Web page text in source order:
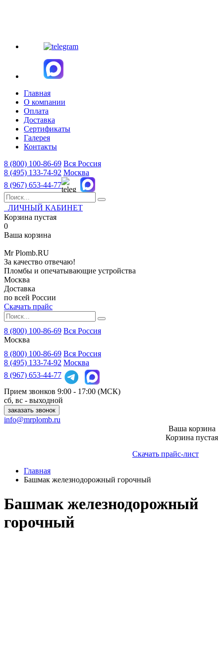
Главная
О компании
Оплата
Доставка
Сертификаты
Галерея
Контакты
8 (800) 100-86-69 Вся Россия
8 (495) 133-74-92 Москва
8 (967) 653-44-77
ЛИЧНЫЙ КАБИНЕТ
Корзина пустая
0
Ваша корзина
MrPlomb.RU
За качество отвечаю!
Пломбы и опечатывающие устройства
Москва
Доставка
по всей России
Скачать прайс
8 (800) 100-86-69 Вся Россия
Москва
8 (800) 100-86-69 Вся Россия
8 (495) 133-74-92 Москва
8 (967) 653-44-77
Прием звонков 9:00 - 17:00 (МСК)
сб, вс - выходной
заказать звонок
info@mrplomb.ru
Ваша корзина
Корзина пустая
Скачать прайс-лист
Главная
Башмак железнодорожный горочный
Башмак железнодорожный
горочный